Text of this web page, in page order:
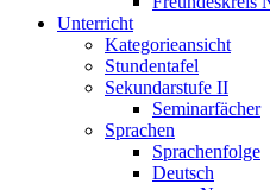
Unterricht
Kategorieansicht
Stundentafel
Sekundarstufe II
Seminarfächer
Sprachen
Sprachenfolge
Deutsch